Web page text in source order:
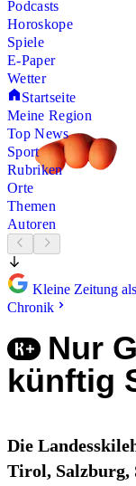
Podcasts
Horoskope
Spiele
E-Paper
Wetter
Startseite
Meine Region
Top News
Sport
Rubriken
Orte
Themen
Autoren
Kleine Zeitung
Chronik
Nur
künftig
Die
Tirol, Salzburg,